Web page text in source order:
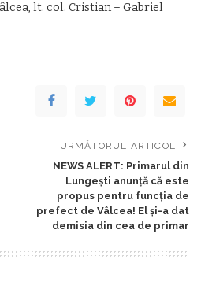
lt. col. Cristian – Gabriel
URMĂTORUL ARTICOL
NEWS ALERT: Primarul din
Lungești anunță că este
propus pentru funcția de
prefect de Vâlcea! El și-a dat
demisia din cea de primar